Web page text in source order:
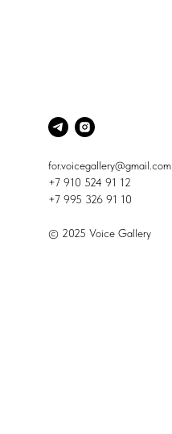
for.voicegallery@gmail.com
+7 910 524 91 12
+7 995 326 91 10
© 2025 Voice Gallery